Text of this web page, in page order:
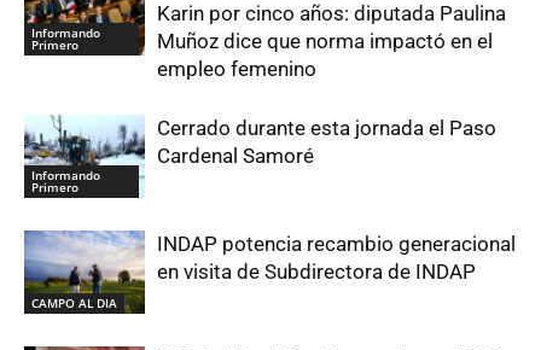
Informando
Primero
Karin por cinco años: diputada Paulina
Muñoz dice que norma impactó en el
empleo femenino
Informando
Primero
Cerrado durante esta jornada el Paso
Cardenal Samoré
CAMPO AL DIA
INDAP potencia recambio generacional
en visita de Subdirectora de INDAP